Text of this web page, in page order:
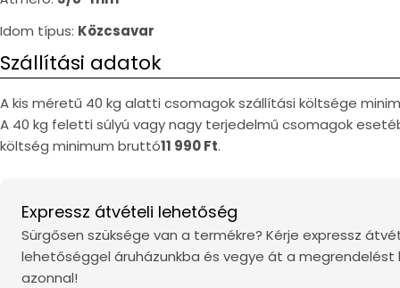
Idom típus: Közcsavar
Szállítási adatok
A kis méretű 40 kg alatti csomagok szállítási költsége
A 40 kg feletti súlyú vagy nagy terjedelmű csomagok
költség minimum bruttó11 990 Ft.
Expressz átvételi lehetőség
Sürgősen szüksége van a termékre? Kérje expressz
lehetőséggel áruházunkba és vegye át a megrendelést
azonnal!